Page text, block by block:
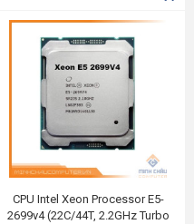
CPU Intel Xeon Processor E5-
2699v4 (22C/44T, 2.2GHz Turbo